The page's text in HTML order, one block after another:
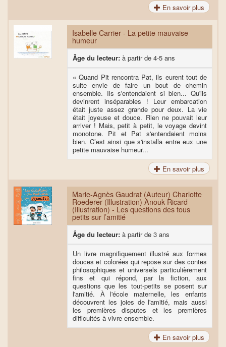
En savoir plus
Isabelle Carrier - La petite mauvaise
humeur
Âge du lecteur: à partir de 4-5 ans
« Quand Pit rencontra Pat, ils eurent tout de
suite envie de faire un bout de chemin
ensemble. Ils s'entendaient si bien... Qu'ils
devinrent inséparables ! Leur embarcation
était juste assez grande pour deux. La vie
était joyeuse et douce. Rien ne pouvait leur
arriver ! Mais, petit à petit, le voyage devint
monotone. Pit et Pat s'entendaient moins
bien. C’est ainsi que s'installa entre eux une
petite mauvaise humeur...
En savoir plus
Marie-Agnès Gaudrat (Auteur) Charlotte
Roederer (Illustration) Anouk Ricard
(Illustration) - Les questions des tous
petits sur l’amitié
Âge du lecteur: à partir de 3 ans
Un livre magnifiquement illustré aux formes
douces et colorées qui repose sur des contes
philosophiques et universels particulièrement
fins et qui répond, par la fiction, aux
questions que les tout-petits se posent sur
l'amitié. À l'école maternelle, les enfants
découvrent les joies de l'amitié, mais aussi
les premières disputes et les premières
difficultés à vivre ensemble.
En savoir plus